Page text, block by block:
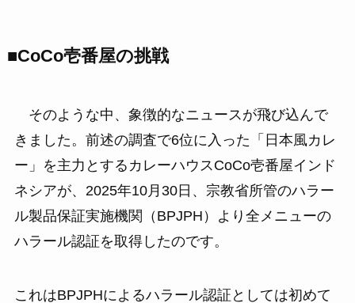
■CoCo壱番屋の挑戦
そのような中、象徴的なニュースが飛び込んで
きました。前述の調査で6位に入った「日本風カレ
ー」を主力とするカレーハウスCoCo壱番屋インド
ネシアが、2025年10月30日、宗教省所管のハラー
ル製品保証実施機関（BPJPH）より全メニューの
ハラール認証を取得したのです。
これはBPJPHによるハラール認証としては初めて